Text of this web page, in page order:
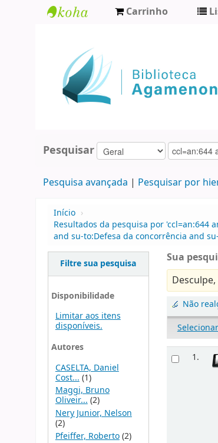
Agamenon
Magalhães
Carrinho
Pesquisar
Pesquisa avançada Pesquisar por
Início ›
Resultados da pesquisa por 'ccl=an:644
and su-to:Defesa da concorrência and
Filtre sua pesquisa
Disponibilidade
Limitar aos itens
disponíveis.
Autores
CASELTA, Daniel
Cost... (1)
Maggi, Bruno
Oliveir...(2)
Nery Junior, Nelson
(2)
Pfeiffer, Roberto(2)
Sua
Não
1.